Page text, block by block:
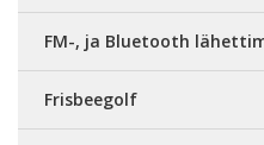
FM-, ja Bluetooth
Frisbeegolf